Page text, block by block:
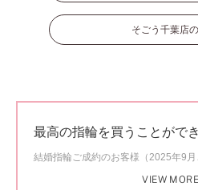
そごう千葉店
最高の指輪を買うことがで
結婚指輪ご成約のお客様（2025年9月
VIEW MORE